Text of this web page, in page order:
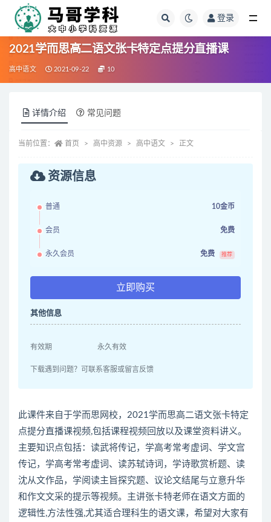
登录
2021学而思高二语文张卡特定点提分直播课
高中语文 2021-09-22 10
详情介绍 常见问题
当前位置： 首页 高中资源 高中语文 正文
资源信息
普通 10金币
会员 免费
永久会员 免费 推荐
立即购买
其他信息
有效期 永久有效
下载遇到问题？可联系客服或留言反馈
此课件来自于学而思网校，2021学而思高二语文张卡特定
点提分直播课视频,包括课程视频回放以及课堂资料讲义。
主要知识点包括：读武将传记，学高考常考虚词、学文宫
传记，学高考常考虚词、读苏轼诗词，学诗歌赏析题、读
沈从文作品，学阅读主旨探究题、议论文结尾与立意升华
和作文文采的提示等视频。主讲张卡特老师在语文方面的
逻辑性,方法性强,尤其适合理科生的语文课，希望对大家有
全部